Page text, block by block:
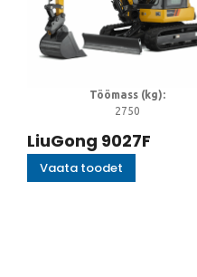
Töömass (kg):
2750
LiuGong 9027F
Vaata toodet